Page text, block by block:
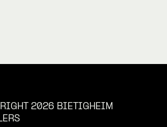
2026 BIETIGHEIM